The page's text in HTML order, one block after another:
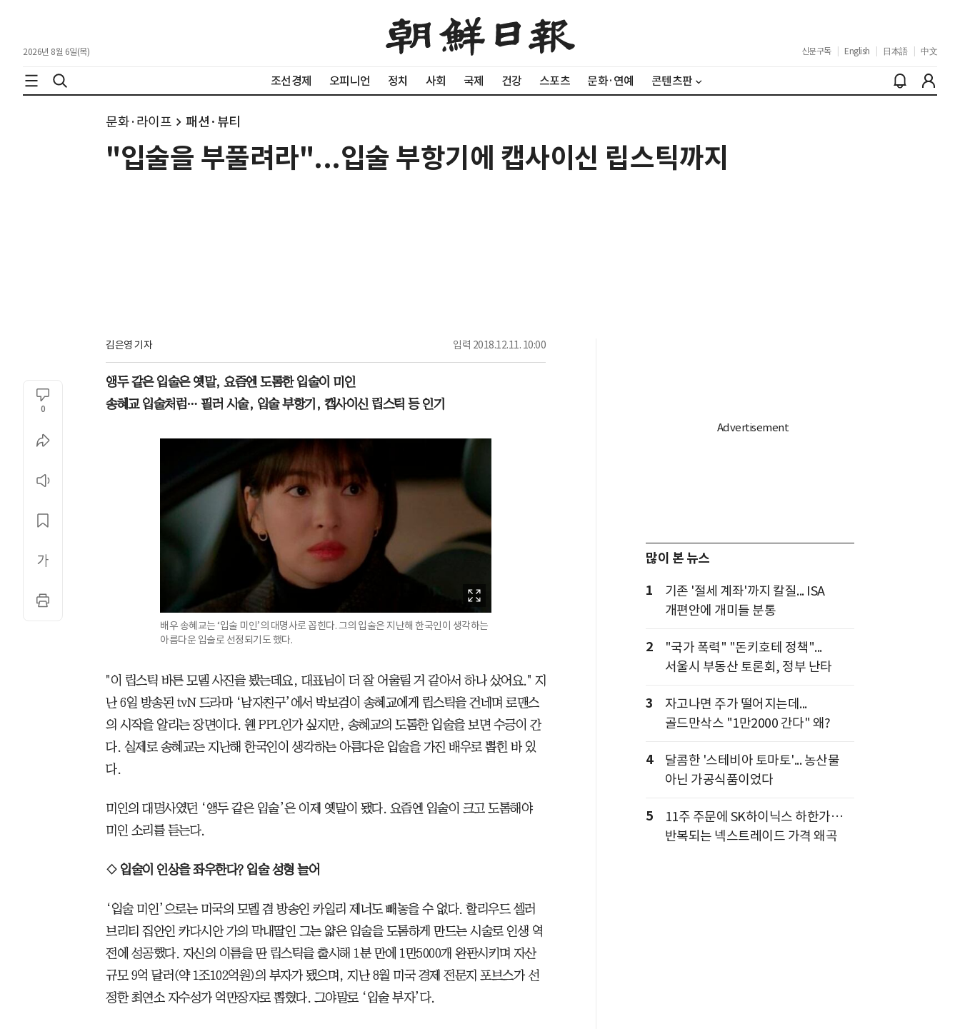
2026년 8월 6일(목) 신문구독 English 日本語 中文
조선경제 오피니언 정치 사회 국제 건강 스포츠 문화·연예 콘텐츠판
문화·라이프 패션·뷰티
"입술을 부풀려라"...입술 부항기에 캡사이신 립스틱까지
김은영 기자 입력 2018.12.11. 10:00
0
앵두 같은 입술은 옛말, 요즘엔 도톰한 입술이 미인
송혜교 입술처럼… 필러 시술, 입술 부항기, 캡사이신 립스틱 등 인기
배우 송혜교는 ‘입술 미인’의 대명사로 꼽힌다. 그의 입술은 지난해 한국인이 생각하는
아름다운 입술로 선정되기도 했다.
"이 립스틱 바른 모델 사진을 봤는데요, 대표님이 더 잘 어울릴 거 같아서 하나 샀어요." 지
난 6일 방송된 tvN 드라마 ‘남자친구’에서 박보검이 송혜교에게 립스틱을 건네며 로맨스
의 시작을 알리는 장면이다. 웬 PPL인가 싶지만, 송혜교의 도톰한 입술을 보면 수긍이 간
다. 실제로 송혜교는 지난해 한국인이 생각하는 아름다운 입술을 가진 배우로 뽑힌 바 있
다.
미인의 대명사였던 ‘앵두 같은 입술’은 이제 옛말이 됐다. 요즘엔 입술이 크고 도톰해야
미인 소리를 듣는다.
◇ 입술이 인상을 좌우한다? 입술 성형 늘어
‘입술 미인’으로는 미국의 모델 겸 방송인 카일리 제너도 빼놓을 수 없다. 할리우드 셀러
브리티 집안인 카다시안 가의 막내딸인 그는 얇은 입술을 도톰하게 만드는 시술로 인생 역
전에 성공했다. 자신의 이름을 딴 립스틱을 출시해 1분 만에 1만5000개 완판시키며 자산
규모 9억 달러(약 1조102억원)의 부자가 됐으며, 지난 8월 미국 경제 전문지 포브스가 선
정한 최연소 자수성가 억만장자로 뽑혔다. 그야말로 ‘입술 부자’다.
많이 본 뉴스
1
기존 '절세 계좌'까지 칼질... ISA
개편안에 개미들 분통
2
"국가 폭력" "돈키호테 정책"...
서울시 부동산 토론회, 정부 난타
3
자고나면 주가 떨어지는데...
골드만삭스 "1만2000 간다" 왜?
4
달콤한 '스테비아 토마토'... 농산물
아닌 가공식품이었다
5
11주 주문에 SK하이닉스 하한가…
반복되는 넥스트레이드 가격 왜곡